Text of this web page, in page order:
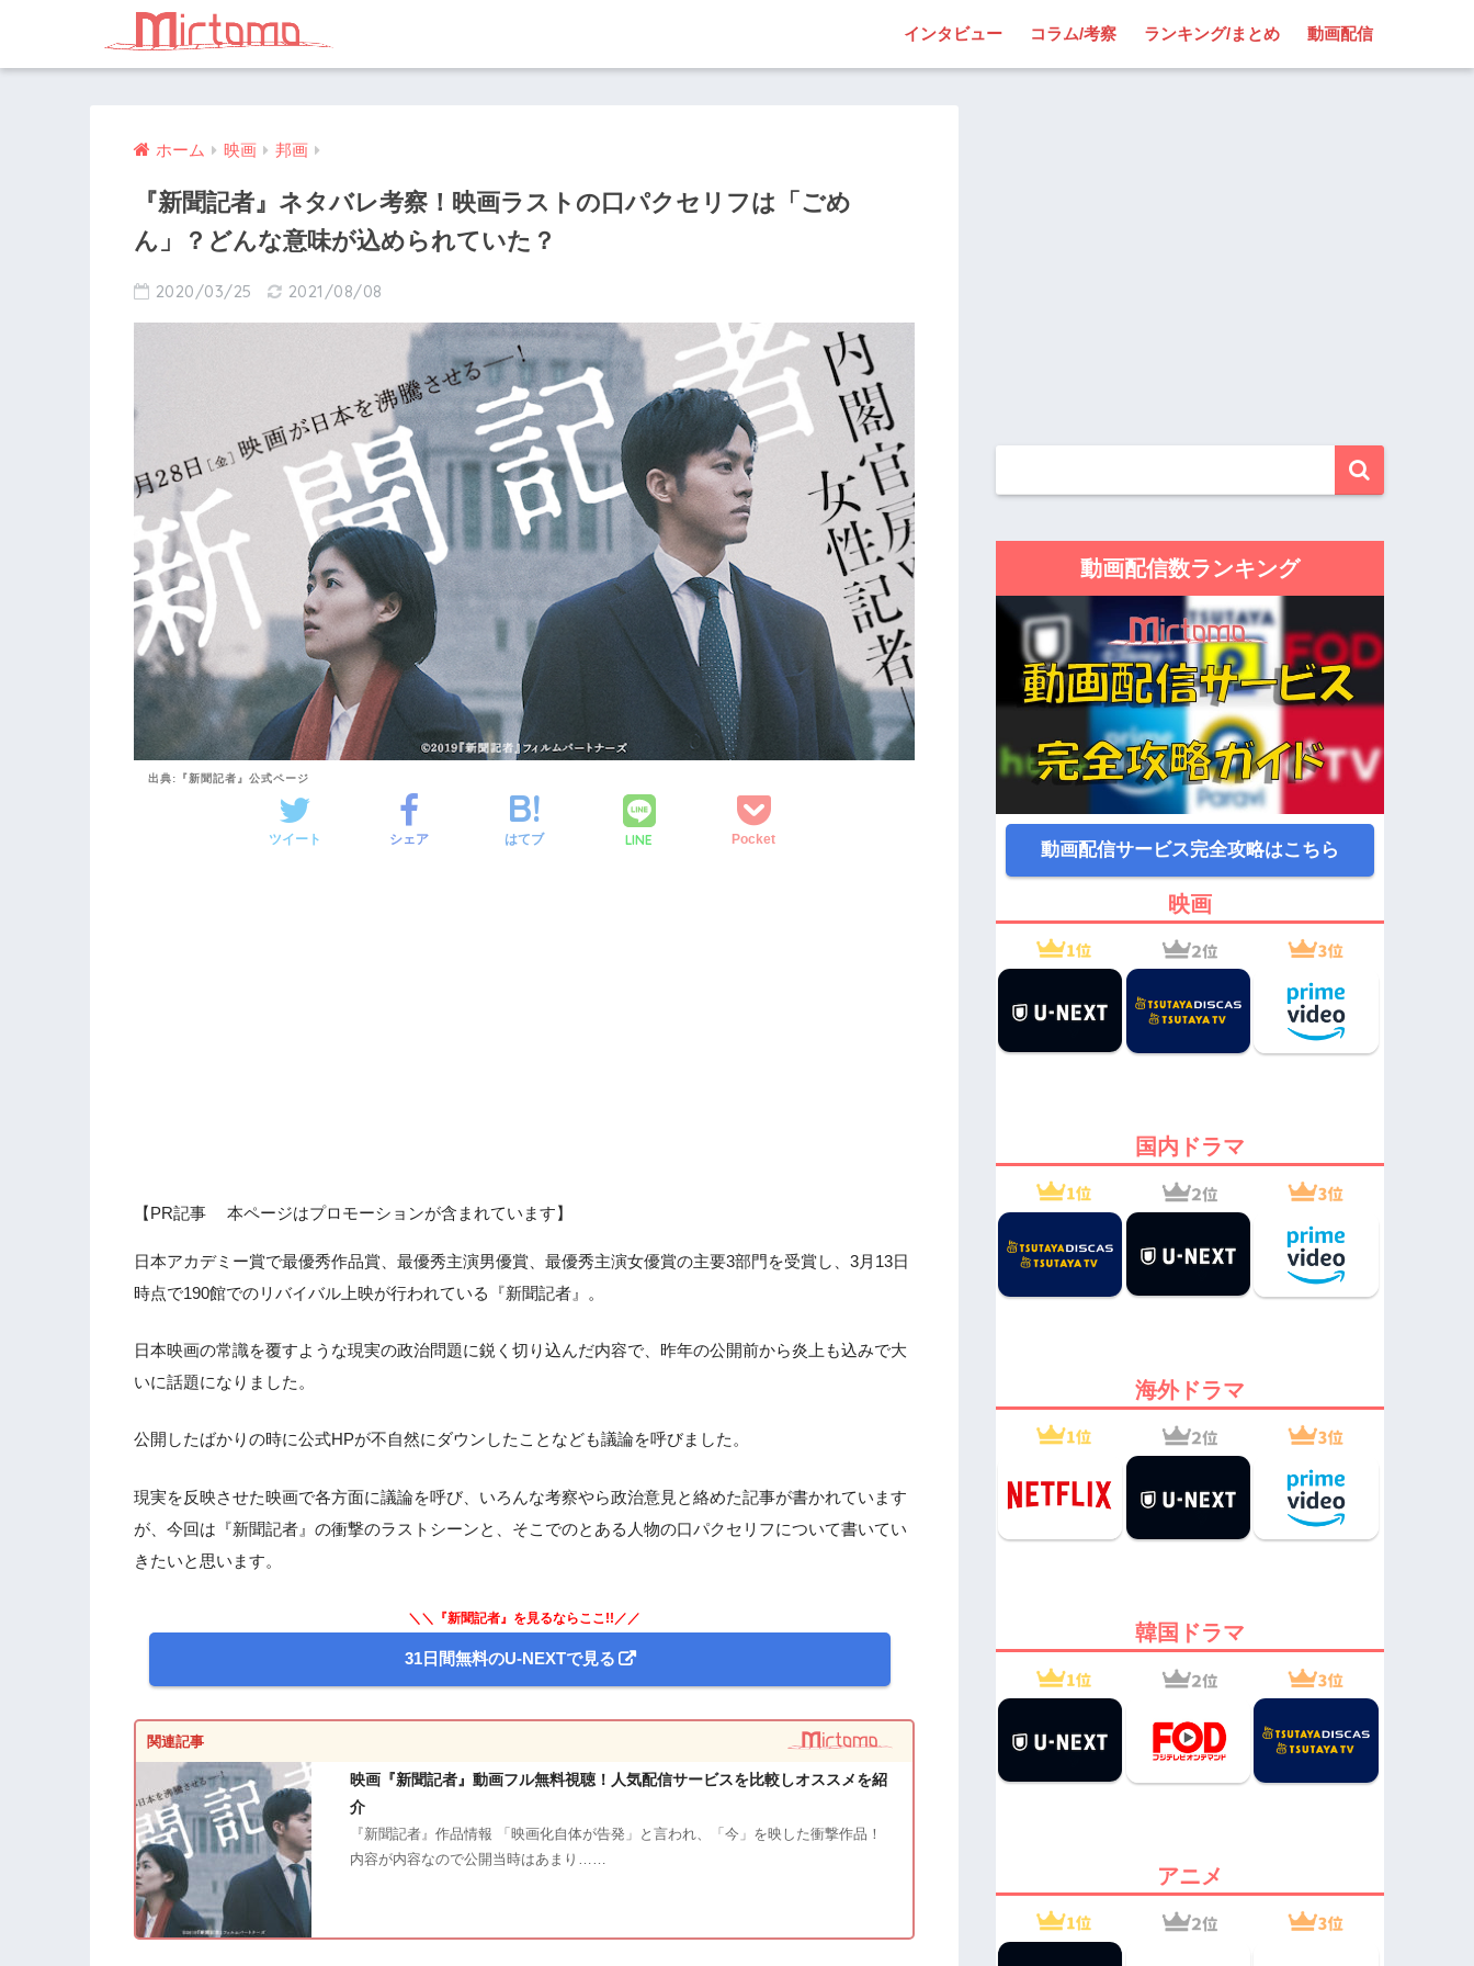
インタビュー コラム/考察 ランキング/まとめ 動画配信
ホーム 映画 邦画
『新聞記者』ネタバレ考察！映画ラストの口パクセリフは「ごめ
ん」？どんな意味が込められていた？
2020/03/25 2021/08/08
出典:『新聞記者』公式ページ
ツイート シェア はてブ LINE Pocket
【PR記事 本ページはプロモーションが含まれています】
日本アカデミー賞で最優秀作品賞、最優秀主演男優賞、最優秀主演女優賞の主要3部門を受賞し、3月13日
時点で190館でのリバイバル上映が行われている『新聞記者』。
日本映画の常識を覆すような現実の政治問題に鋭く切り込んだ内容で、昨年の公開前から炎上も込みで大
いに話題になりました。
公開したばかりの時に公式HPが不自然にダウンしたことなども議論を呼びました。
現実を反映させた映画で各方面に議論を呼び、いろんな考察やら政治意見と絡めた記事が書かれています
が、今回は『新聞記者』の衝撃のラストシーンと、そこでのとある人物の口パクセリフについて書いてい
きたいと思います。
＼＼『新聞記者』を見るならここ!!／／
31日間無料のU-NEXTで見る
関連記事
映画『新聞記者』動画フル無料視聴！人気配信サービスを比較しオススメを紹
介
『新聞記者』作品情報 「映画化自体が告発」と言われ、「今」を映した衝撃作品！
内容が内容なので公開当時はあまり……
動画配信数ランキング
動画配信サービス完全攻略はこちら
映画
国内ドラマ
海外ドラマ
韓国ドラマ
アニメ